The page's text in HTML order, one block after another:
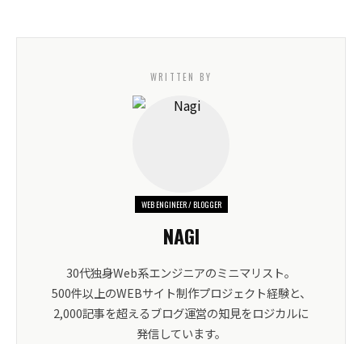
WRITTEN BY
WEB ENGINEER / BLOGGER
NAGI
30代独身Web系エンジニアのミニマリスト。
500件以上のWEBサイト制作プロジェクト経験と、
2,000記事を超えるブログ運営の知見をロジカルに
発信しています。